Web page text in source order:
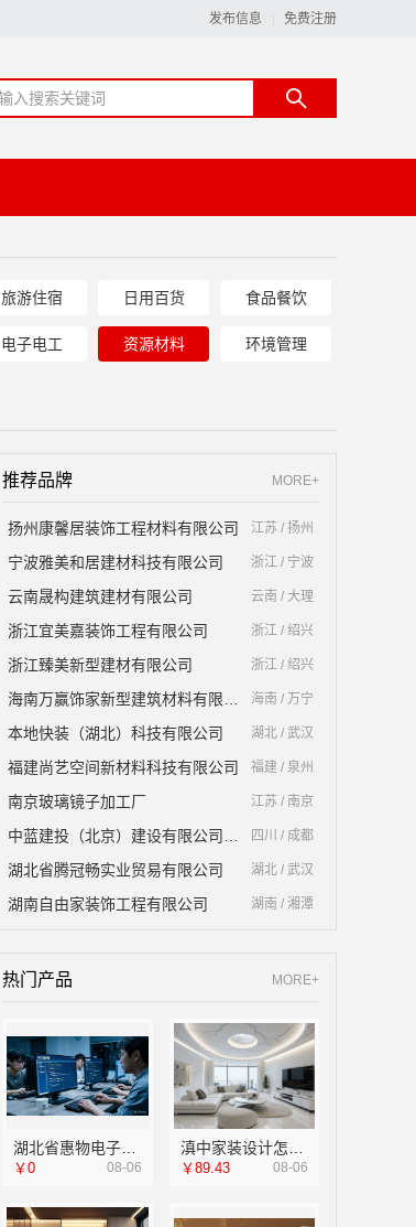
发布信息 免费注册
旅游住宿 日用百货 食品餐饮
电子电工 资源材料 环境管理
推荐品牌 MORE+
扬州康馨居装饰工程材料有限公司 江苏 / 扬州
宁波雅美和居建材科技有限公司 浙江 / 宁波
云南晟构建筑建材有限公司 云南 / 大理
浙江宜美嘉装饰工程有限公司 浙江 / 绍兴
浙江臻美新型建材有限公司 浙江 / 绍兴
海南 / 万宁
本地快装（湖北）科技有限公司 湖北 / 武汉
福建尚艺空间新材料科技有限公司 福建 / 泉州
南京玻璃镜子加工厂 江苏 / 南京
四川 / 成都
湖北省腾冠畅实业贸易有限公司 湖北 / 武汉
湖南自由家装饰工程有限公司 湖南 / 湘潭
热门产品 MORE+
￥0 08-06 ￥89.43 08-06